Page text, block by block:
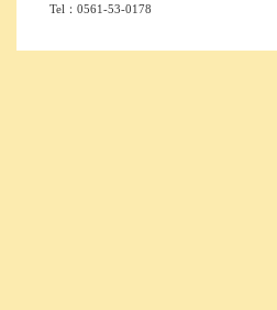
Tel：0561-53-0178